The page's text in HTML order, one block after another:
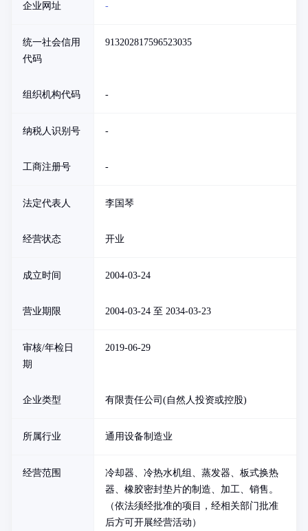
企业网址 -
统一社会信用
代码
913202817596523035
组织机构代码 -
纳税人识别号 -
工商注册号 -
法定代表人 李国琴
经营状态 开业
成立时间 2004-03-24
营业期限 2004-03-24 至 2034-03-23
审核/年检日
期
2019-06-29
企业类型 有限责任公司(自然人投资或控股)
所属行业 通用设备制造业
经营范围
冷却器、冷热水机组、蒸发器、板式换热
器、橡胶密封垫片的制造、加工、销售。
（依法须经批准的项目，经相关部门批准
后方可开展经营活动）